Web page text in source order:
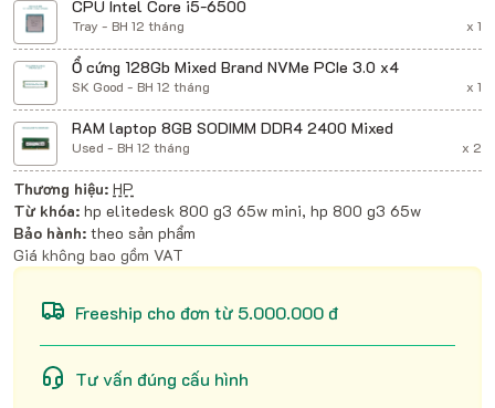
CPU Intel Core i5-6500
Tray - BH 12 tháng x 1
Ổ cứng 128Gb Mixed Brand NVMe PCIe 3.0 x4
SK Good - BH 12 tháng x 1
RAM laptop 8GB SODIMM DDR4 2400 Mixed
Used - BH 12 tháng x 2
Thương hiệu: HP
Từ khóa: hp elitedesk 800 g3 65w mini, hp 800 g3 65w
Bảo hành: theo sản phẩm
Giá không bao gồm VAT
Freeship cho đơn từ 5.000.000 đ
Tư vấn đúng cấu hình